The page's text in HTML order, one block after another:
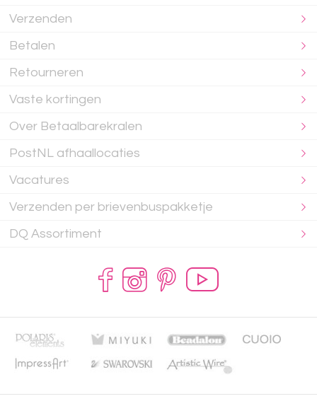
Verzenden
Betalen
Retourneren
Vaste kortingen
Over Betaalbarekralen
PostNL afhaallocaties
Vacatures
Verzenden per brievenbuspakketje
DQ Assortiment